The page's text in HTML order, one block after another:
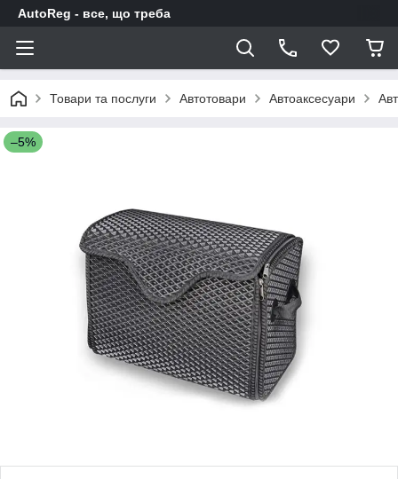
AutoReg - все, що треба
Товари та послуги Автотовари Автоаксесуари
–5%